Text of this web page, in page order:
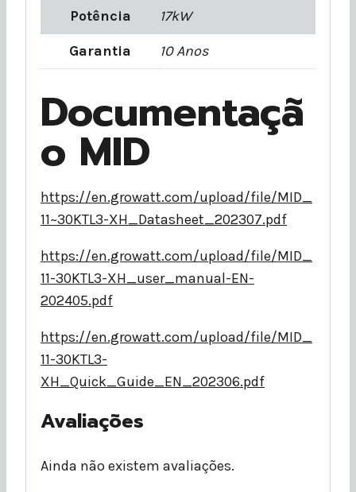
Potência
17kW
Garantia
10 Anos
Documentaçã
o MID
https://en.growatt.com/upload/file/MID_
11~30KTL3-XH_Datasheet_202307.pdf
https://en.growatt.com/upload/file/MID_
11-30KTL3-XH_user_manual-EN-
202405.pdf
https://en.growatt.com/upload/file/MID_
11-30KTL3-
XH_Quick_Guide_EN_202306.pdf
Avaliações
Ainda não existem avaliações.